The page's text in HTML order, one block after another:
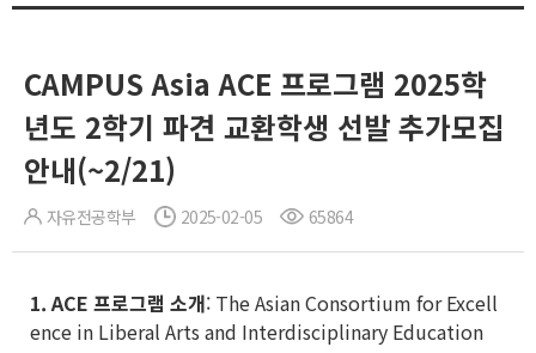
CAMPUS Asia ACE 프로그램 2025학
년도 2학기 파견 교환학생 선발 추가모집
안내(~2/21)
자유전공학부 2025-02-05 65864
1. ACE 프로그램 소개: The Asian Consortium for Excell
ence in Liberal Arts and Interdisciplinary Education